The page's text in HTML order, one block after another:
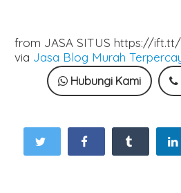
from JASA SITUS https://ift.tt/
via Jasa Blog Murah
Hubungi Kami